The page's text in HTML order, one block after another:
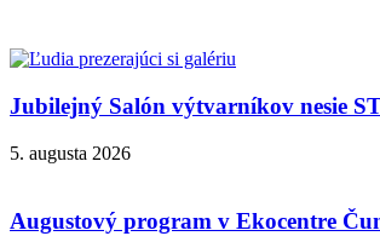
Jubilejný Salón výtvarníkov nesie
5. augusta 2026
Augustový program v Ekocentre